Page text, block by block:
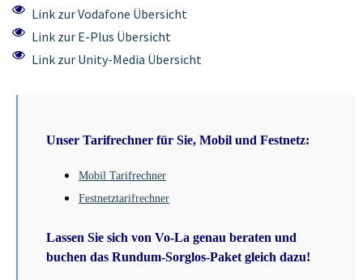
Link zur Vodafone Übersicht
Link zur E-Plus Übersicht
Link zur Unity-Media Übersicht
Unser Tarifrechner für Sie, Mobil und Festnetz:
Mobil Tarifrechner
Festnetztarifrechner
Lassen Sie sich von Vo-La genau beraten und
buchen das Rundum-Sorglos-Paket gleich dazu!